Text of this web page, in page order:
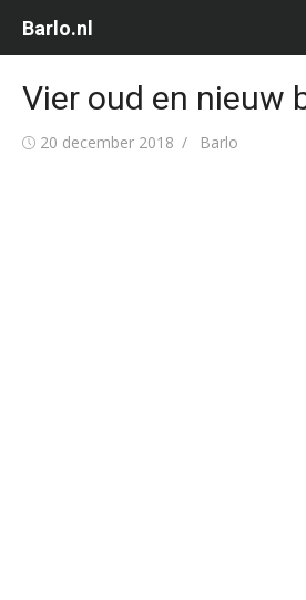
naar
inhoud
Barlo.nl
Vier oud en nieuw
Gepubliceerd
20 december 2018 Auteur
Barlo